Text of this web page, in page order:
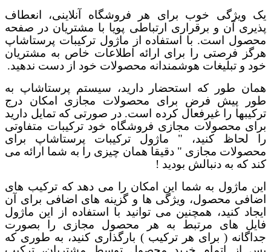
یک ویژگی خوب برای هر فروشگاه آنلاینی، انعطاف
پذیری آن و برقراری ارتباطی پویا با مشتریان در صفحه
محصول است. با استفاده از ماژول ترکیبات پرستاشاپ
هرگز فرصتی را برای ارائه اطلاعات خاص به مشتریان
خود و تبلیغات هوشمندانه محصولات خود از دست ندهید.
همان طور که استحضار دارید، سیستم پرستاشاپ به
طور پیش فرض برای محصولات مجازی امکان درج
ترکیبها را غیرفعال کرده است. در صورتی که تمایل دارید
برای محصولات مجازی فروشگاه خود ترکیبات متفاوتی
را لحاظ کنید، " ماژول ترکیبات پرستاشاپ برای
محصولات مجازی " دقیقا همان چیزی را به شما ارائه می
کند که به دنبالش بودید !
این ماژول به شما این امکان را می دهد که ترکیب های
اضافی محصول، ویژگی ها و گزینه های اضافی برای آن
ایجاد کنید، همچنین می توانید با استفاده از این ماژول
فایل های مرتبط به هر محصول مجازی را بصورت
جداگانه ( برای هر ترکیب ) بارگذاری کنید، به طوری که